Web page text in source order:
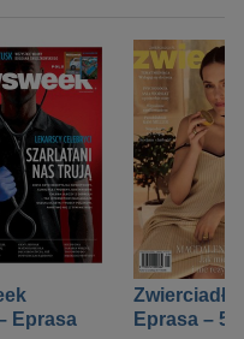
Eprasa
Zwierciadło
Eprasa – 5/